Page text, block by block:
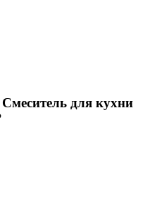
Смеситель для кухни